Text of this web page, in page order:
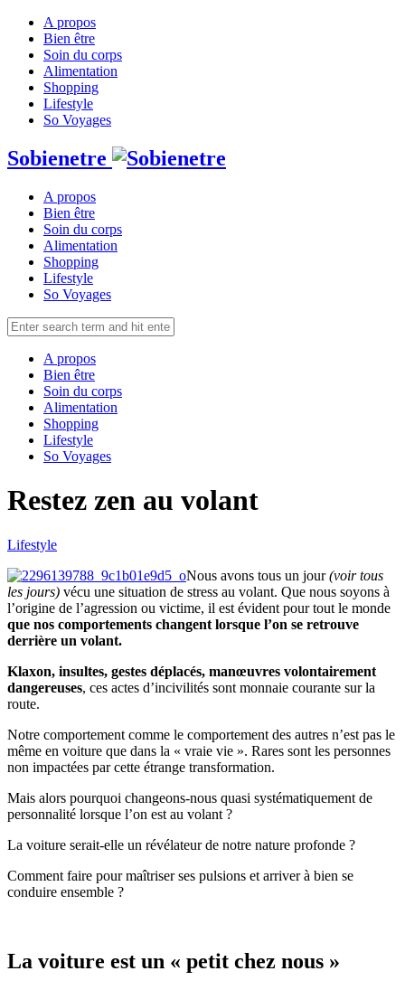
A propos
Bien être
Soin du corps
Alimentation
Shopping
Lifestyle
So Voyages
Sobienetre
A propos
Bien être
Soin du corps
Alimentation
Shopping
Lifestyle
So Voyages
A propos
Bien être
Soin du corps
Alimentation
Shopping
Lifestyle
So Voyages
Restez zen au volant
Lifestyle
Nous avons tous un jour(voir tous
les jours) vécu une situation de stress au volant. Que nous soyons à
l’origine de l’agression ou victime, il est évident pour tout le monde
que nos comportements changent lorsque l’on se retrouve
derrière un volant.
Klaxon, insultes, gestes déplacés, manœuvres volontairement
dangereuses, ces actes d’incivilités sont monnaie courante sur la
route.
Notre comportement comme le comportement des autres n’est pas le
même en voiture que dans la « vraie vie ». Rares sont les personnes
non impactées par cette étrange transformation.
Mais alors pourquoi changeons-nous quasi systématiquement de
personnalité lorsque l’on est au volant ?
La voiture serait-elle un révélateur de notre nature profonde ?
Comment faire pour maîtriser ses pulsions et arriver à bien se
conduire ensemble ?
La voiture est un « petit chez nous »